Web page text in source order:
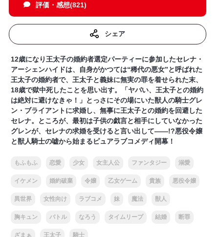
評価・感想(821)
シェア
12歳になり王太子の婚約者選定パーティーに参加したセレナ・
アーシェンハイドは、自身がかつては“稀代の悪女”と呼ばれた
王太子の婚約者で、王太子と義妹に無実の罪を着せられた末、
18歳で獄中死したことを思い出す。「ヤバい、王太子との婚約
は絶対に避けなきゃ！」とっさにその場にいた獣人の騎士グレ
ン・ブライアントに求婚し、無事に王太子との婚約を回避した
セレナ。ところが、最初は子供の戯言と相手にしていなかった
グレンが、セレナの求婚を受けると言い出して――!?悪役令嬢
と獣人騎士の嘘から始まるピュアラブコメディ開幕！
もふもふ 恋愛 少女 女主人公 ファンタジー 溺愛
イケメン 婚約破棄 令嬢 乙女ゲーム 貴族 悪役令嬢
異世界 女性向け ラブコメ 妹 魔法 獣人
胸キュン バトル なろう タイムリープ 結婚 断罪
ざまぁ 王太子 騎士